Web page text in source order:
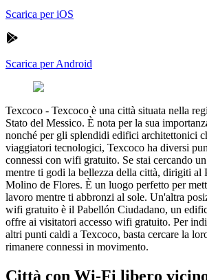
Scarica per iOS
Scarica per Android
Texcoco - Texcoco è una città situata nella
Stato del Messico. È nota per la sua
nonché per gli splendidi edifici architettonici
viaggiatori tecnologici, Texcoco ha diversi
connessi con wifi gratuito. Se stai cercando
mentre ti godi la bellezza della città, dirigiti al
Molino de Flores. È un luogo perfetto per
lavoro mentre ti abbronzi al sole. Un'altra
wifi gratuito è il Pabellón Ciudadano, un
offre ai visitatori accesso wifi gratuito. Per
altri punti caldi a Texcoco, basta cercare la
rimanere connessi in movimento.
Città con Wi-Fi libero